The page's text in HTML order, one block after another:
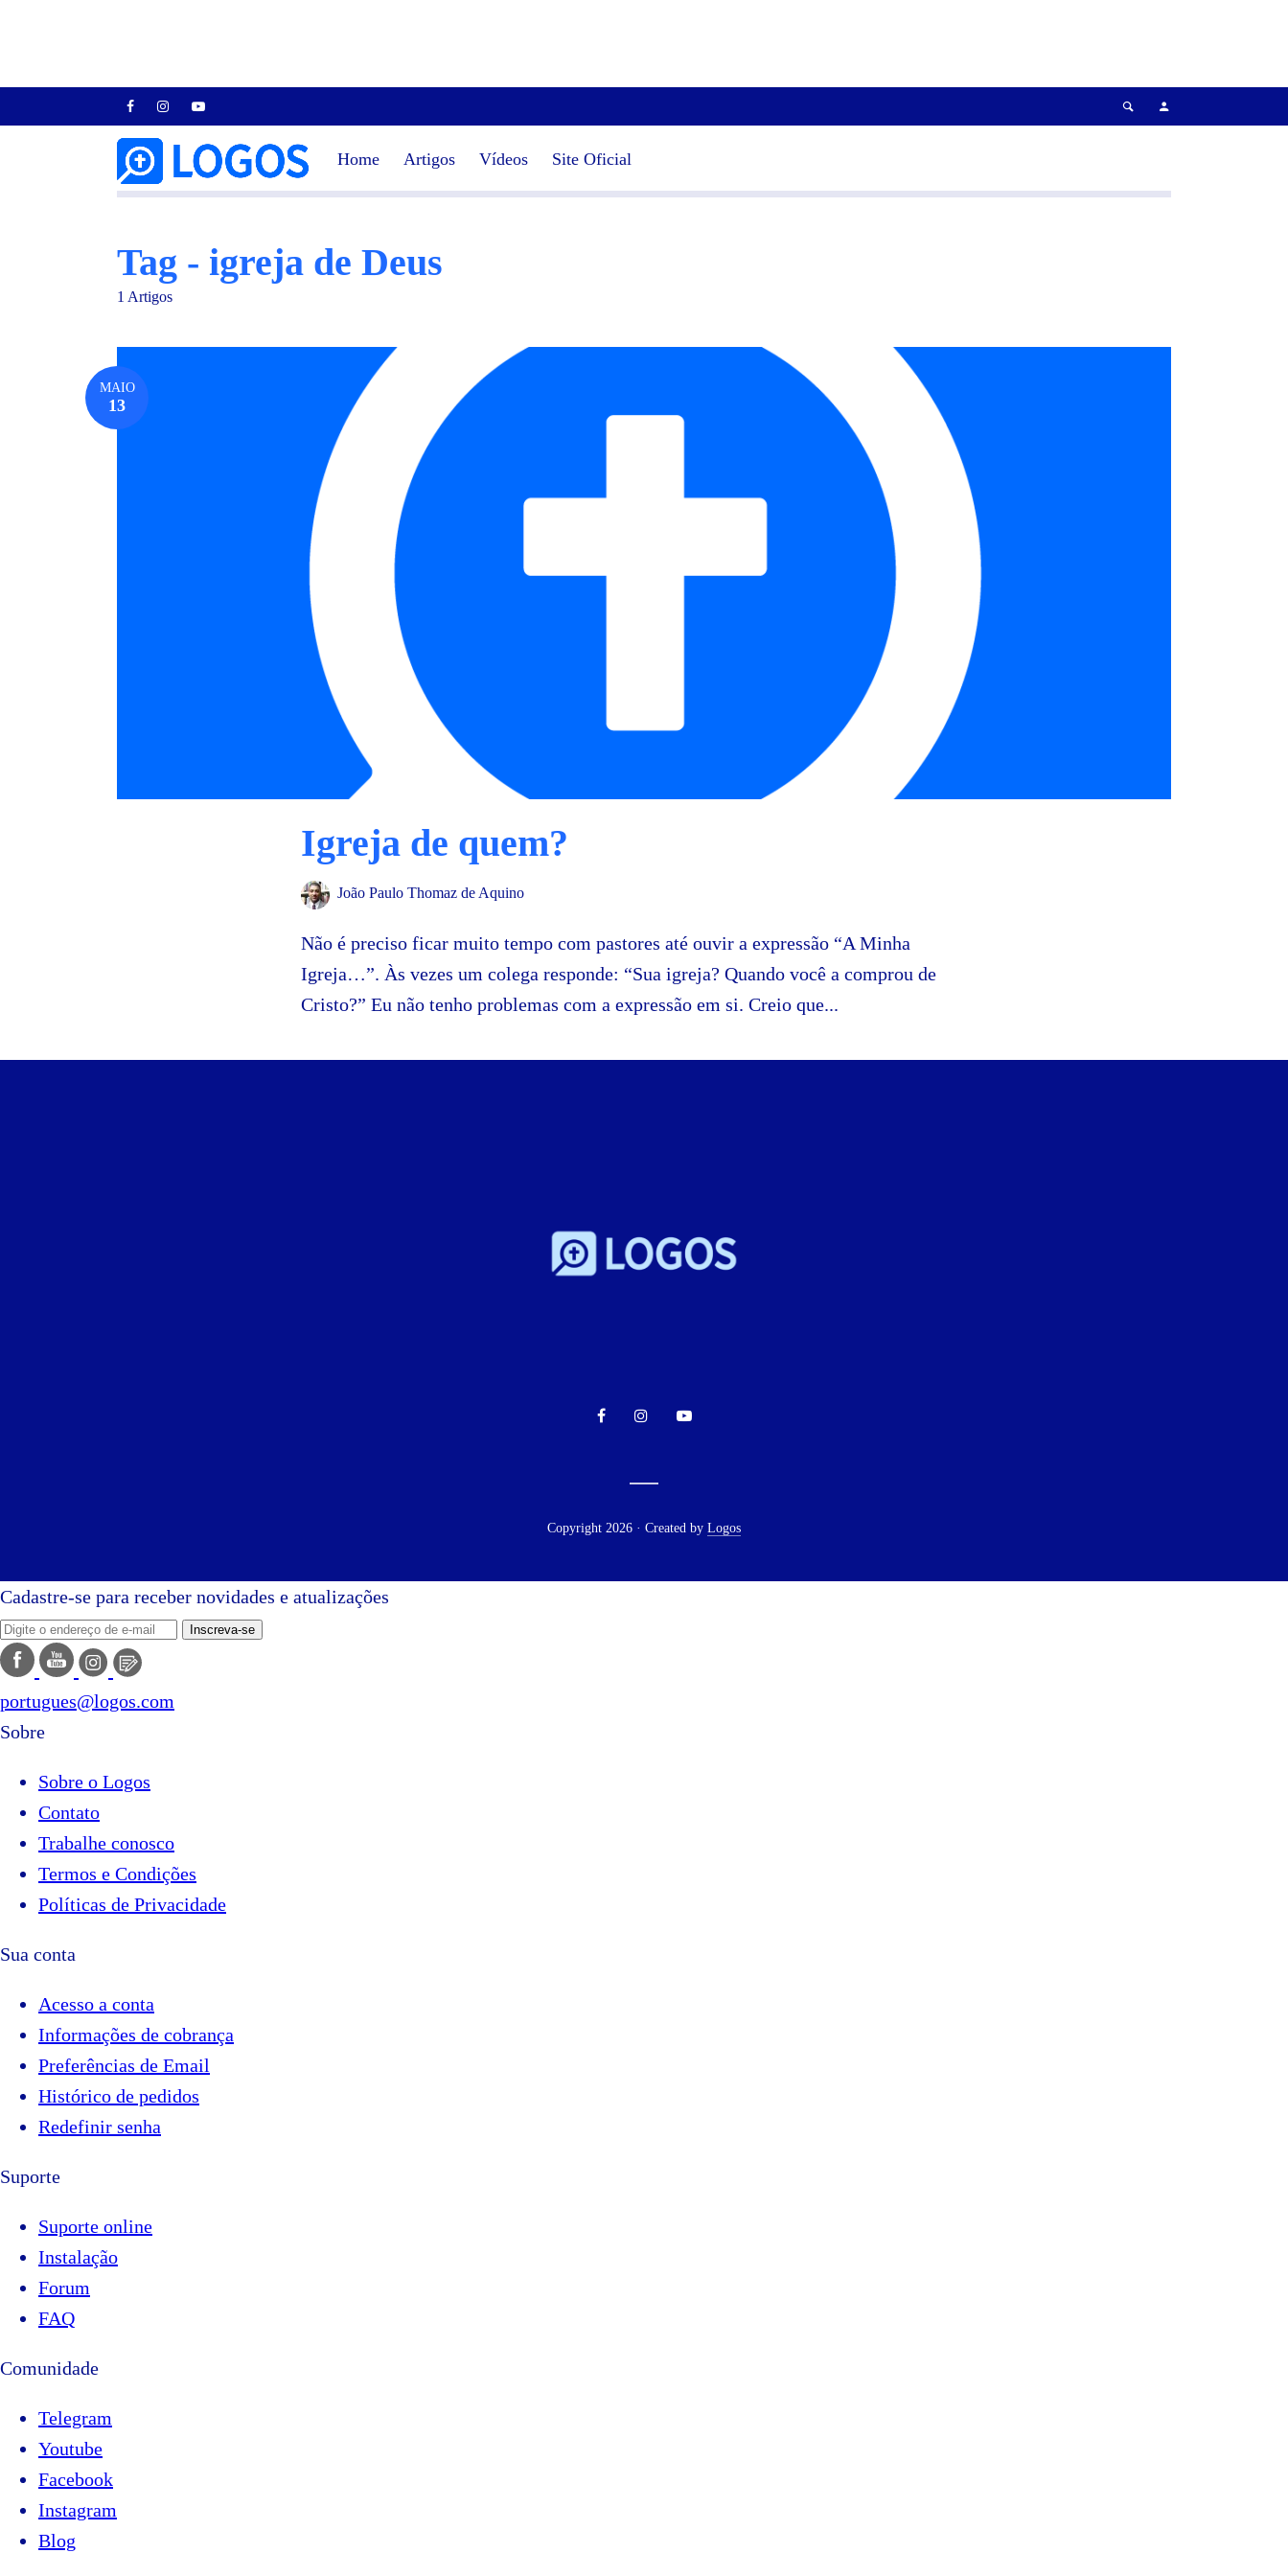
Home Artigos Vídeos Site Oficial
Tag - igreja de Deus
1 Artigos
MAIO
13
Igreja de quem?
João Paulo Thomaz de Aquino
Não é preciso ficar muito tempo com pastores até ouvir a expressão “A Minha
Igreja…”. Às vezes um colega responde: “Sua igreja? Quando você a comprou de
Cristo?” Eu não tenho problemas com a expressão em si. Creio que...
Copyright 2026 · Created by Logos